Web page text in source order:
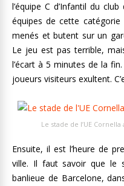
l’équipe C d’Infantil du
équipes de cette
menés et butent sur un
Le jeu est pas terrible,
l’écart à 5 minutes de la
joueurs visiteurs exultent.
Le stade de l’UE
Ensuite, il est l’heure de
ville. Il faut savoir que le
banlieue de Barcelone,